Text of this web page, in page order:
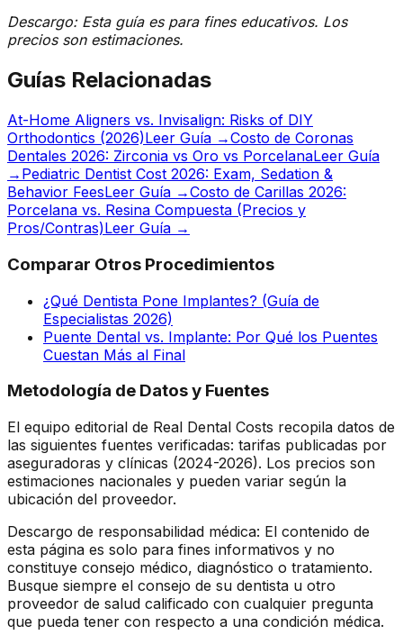
Descargo: Esta guía es para fines educativos. Los
precios son estimaciones.
Guías Relacionadas
At-Home Aligners vs. Invisalign: Risks of DIY
Orthodontics (2026)Leer Guía →Costo de Coronas
Dentales 2026: Zirconia vs Oro vs PorcelanaLeer Guía
→ Pediatric Dentist Cost 2026: Exam, Sedation &
Behavior FeesLeer Guía →Costo de Carillas 2026:
Porcelana vs. Resina Compuesta (Precios y
Pros/Contras)Leer Guía →
Comparar Otros Procedimientos
¿Qué Dentista Pone Implantes? (Guía de
Especialistas 2026)
Puente Dental vs. Implante: Por Qué los Puentes
Cuestan Más al Final
Metodología de Datos y Fuentes
El equipo editorial de Real Dental Costs recopila datos de
las siguientes fuentes verificadas: tarifas publicadas por
aseguradoras y clínicas (2024-2026). Los precios son
estimaciones nacionales y pueden variar según la
ubicación del proveedor.
Descargo de responsabilidad médica: El contenido de
esta página es solo para fines informativos y no
constituye consejo médico, diagnóstico o tratamiento.
Busque siempre el consejo de su dentista u otro
proveedor de salud calificado con cualquier pregunta
que pueda tener con respecto a una condición médica.